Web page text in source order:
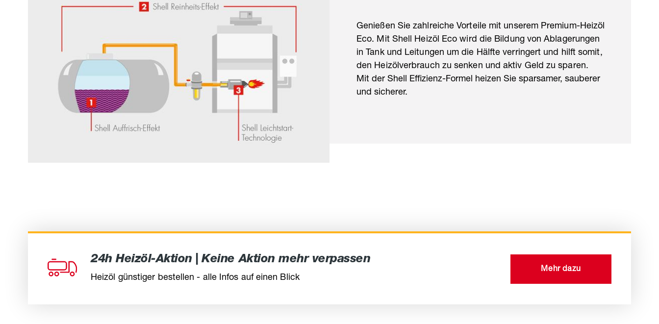
Genießen Sie zahlreiche Vorteile mit unserem Premium-Heizöl
Eco. Mit Shell Heizöl Eco wird die Bildung von Ablagerungen
in Tank und Leitungen um die Hälfte verringert und hilft somit,
den Heizölverbrauch zu senken und aktiv Geld zu sparen.
Mit der Shell Effizienz-Formel heizen Sie sparsamer, sauberer
und sicherer.
24h Heizöl-Aktion | Keine Aktion mehr verpassen
Heizöl günstiger bestellen - alle Infos auf einen Blick
Mehr dazu